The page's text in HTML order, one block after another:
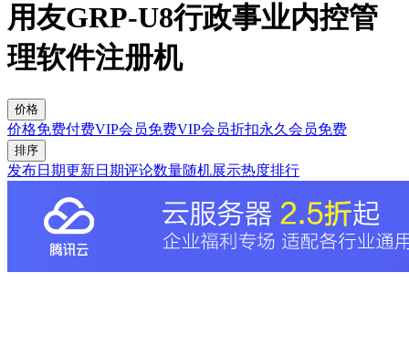
用友GRP-U8行政事业内控管
理软件注册机
价格
价格免费付费VIP会员免费VIP会员折扣永久会员免费
排序
发布日期更新日期评论数量随机展示热度排行